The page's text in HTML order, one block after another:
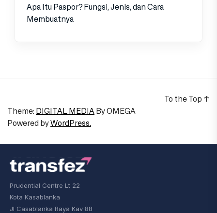
Apa Itu Paspor? Fungsi, Jenis, dan Cara
Membuatnya
Theme: DIGITAL MEDIAByOMEGA
Powered byWordPress.
To the Top ↑
Prudential Centre Lt 22
Kota Kasablanka
Jl Casablanka Raya Kav 88